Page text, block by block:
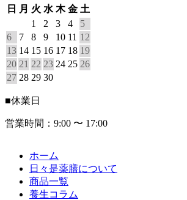
日
月 火 水 木 金 土
1
2 3 4
5
6
7 8 9 10 11 12
13 14 15 16 17 18 19
20 21 22 23 24 25 26
27 28 29 30
■休業日
営業時間：9:00 〜 17:00
ホーム
日々是薬膳について
商品一覧
養生コラム